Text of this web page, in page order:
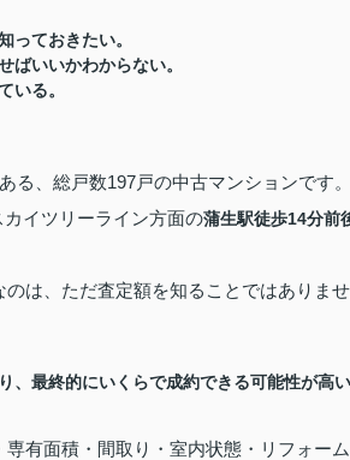
っておきたい。
ばいいかわからない。
いる。
る、総戸数197戸の中古マンションです
カイツリーライン方面の蒲生駅徒歩14分前
は、ただ査定額を知ることではありませ
、最終的にいくらで成約できる可能性が高い
有面積・間取り・室内状態・リフォー